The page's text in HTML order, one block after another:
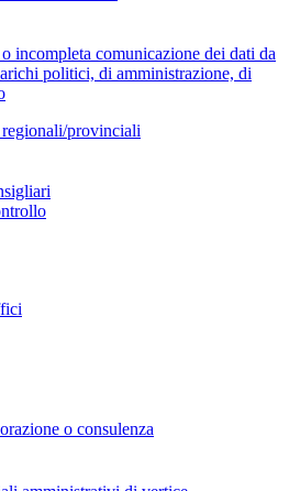
incompleta comunicazione dei dati da
politici, di amministrazione, di
provinciali
o consulenza